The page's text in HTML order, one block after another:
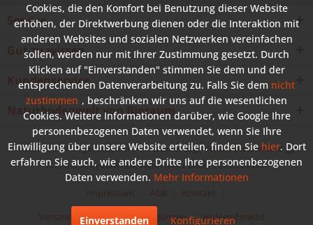
Service
Gut zu wissen
Kundenservice
Naturbodenwelt von Bioraum
* Alle Preise inkl. gesetzl. Mehrwertsteuer zzgl.Versandkostenund ggf.
Nachnahmegebühren, wenn nicht anders beschrieben
Impressum AGB
Kontakt
Versand und Zahlungsbedingungen
Widerrufsrecht
Cookies, die den Komfort bei Benutzung dieser Website
erhöhen, der Direktwerbung dienen oder die Interaktion mit
anderen Websites und sozialen Netzwerken vereinfachen
sollen, werden nur mit Ihrer Zustimmung gesetzt. Durch
Klicken auf "Einverstanden" stimmen Sie dem und der
entsprechenden Datenverarbeitung zu. Falls Sie dem nicht
zustimmen , beschränken wir uns auf die wesentlichen
Cookies. Weitere Informationen darüber, wie Google Ihre
personenbezogenen Daten verwendet, wenn Sie Ihre
Einwilligung über unsere Website erteilen, finden Siehier. Dort
erfahren Sie auch, wie andere Dritte Ihre personenbezogenen
Daten verwenden. Mehr Informationen
Einverstanden Konfigurieren